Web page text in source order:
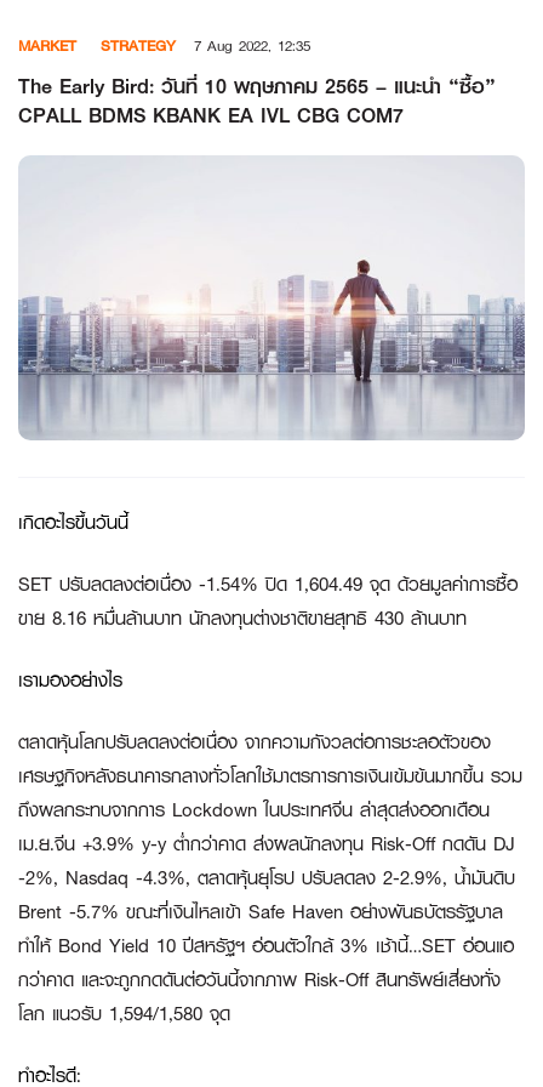
content
MARKET STRATEGY 7 Aug 2022, 12:35
The Early Bird: วันที่ 10 พฤษภาคม 2565 – แนะนำ “ซื้อ”
CPALL BDMS KBANK EA IVL CBG COM7
เกิดอะไรขึ้นวันนี้
SET ปรับลดลงต่อเนื่อง -1.54% ปิด 1,604.49 จุด ด้วยมูลค่าการซื้อ
ขาย 8.16 หมื่นล้านบาท นักลงทุนต่างชาติขายสุทธิ 430 ล้านบาท
เรามองอย่างไร
ตลาดหุ้นโลกปรับลดลงต่อเนื่อง จากความกังวลต่อการชะลอตัวของ
เศรษฐกิจหลังธนาคารกลางทั่วโลกใช้มาตรการการเงินเข้มข้นมากขึ้น รวม
ถึงผลกระทบจากการ Lockdown ในประเทศจีน ล่าสุดส่งออกเดือน
เม.ย.จีน +3.9% y-y ต่ำกว่าคาด ส่งผลนักลงทุน Risk-Off กดดัน DJ
-2%, Nasdaq -4.3%, ตลาดหุ้นยุโรป ปรับลดลง 2-2.9%, น้ำมันดิบ
Brent -5.7% ขณะที่เงินไหลเข้า Safe Haven อย่างพันธบัตรรัฐบาล
ทำให้ Bond Yield 10 ปีสหรัฐฯ อ่อนตัวใกล้ 3% เช้านี้…SET อ่อนแอ
กว่าคาด และจะถูกกดดันต่อวันนี้จากภาพ Risk-Off สินทรัพย์เสี่ยงทั่ง
โลก แนวรับ 1,594/1,580 จุด
ทำอะไรดี: